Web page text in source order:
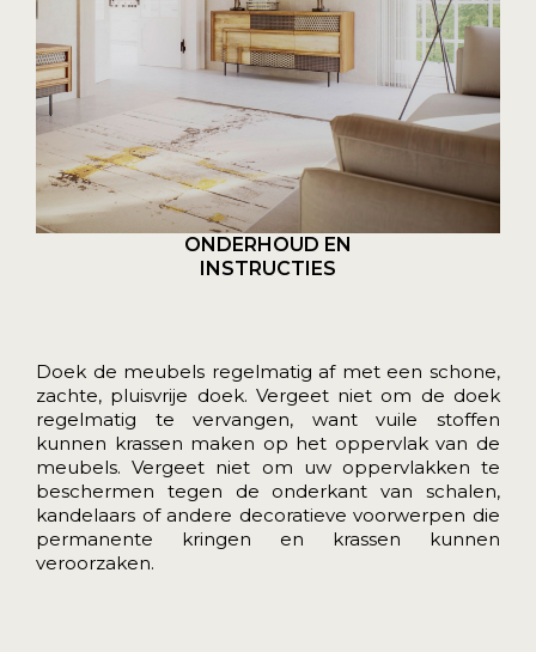
ONDERHOUD EN
INSTRUCTIES
Doek de meubels regelmatig af met een schone,
zachte, pluisvrije doek. Vergeet niet om de doek
regelmatig te vervangen, want vuile stoffen
kunnen krassen maken op het oppervlak van de
meubels. Vergeet niet om uw oppervlakken te
beschermen tegen de onderkant van schalen,
kandelaars of andere decoratieve voorwerpen die
permanente kringen en krassen kunnen
veroorzaken.